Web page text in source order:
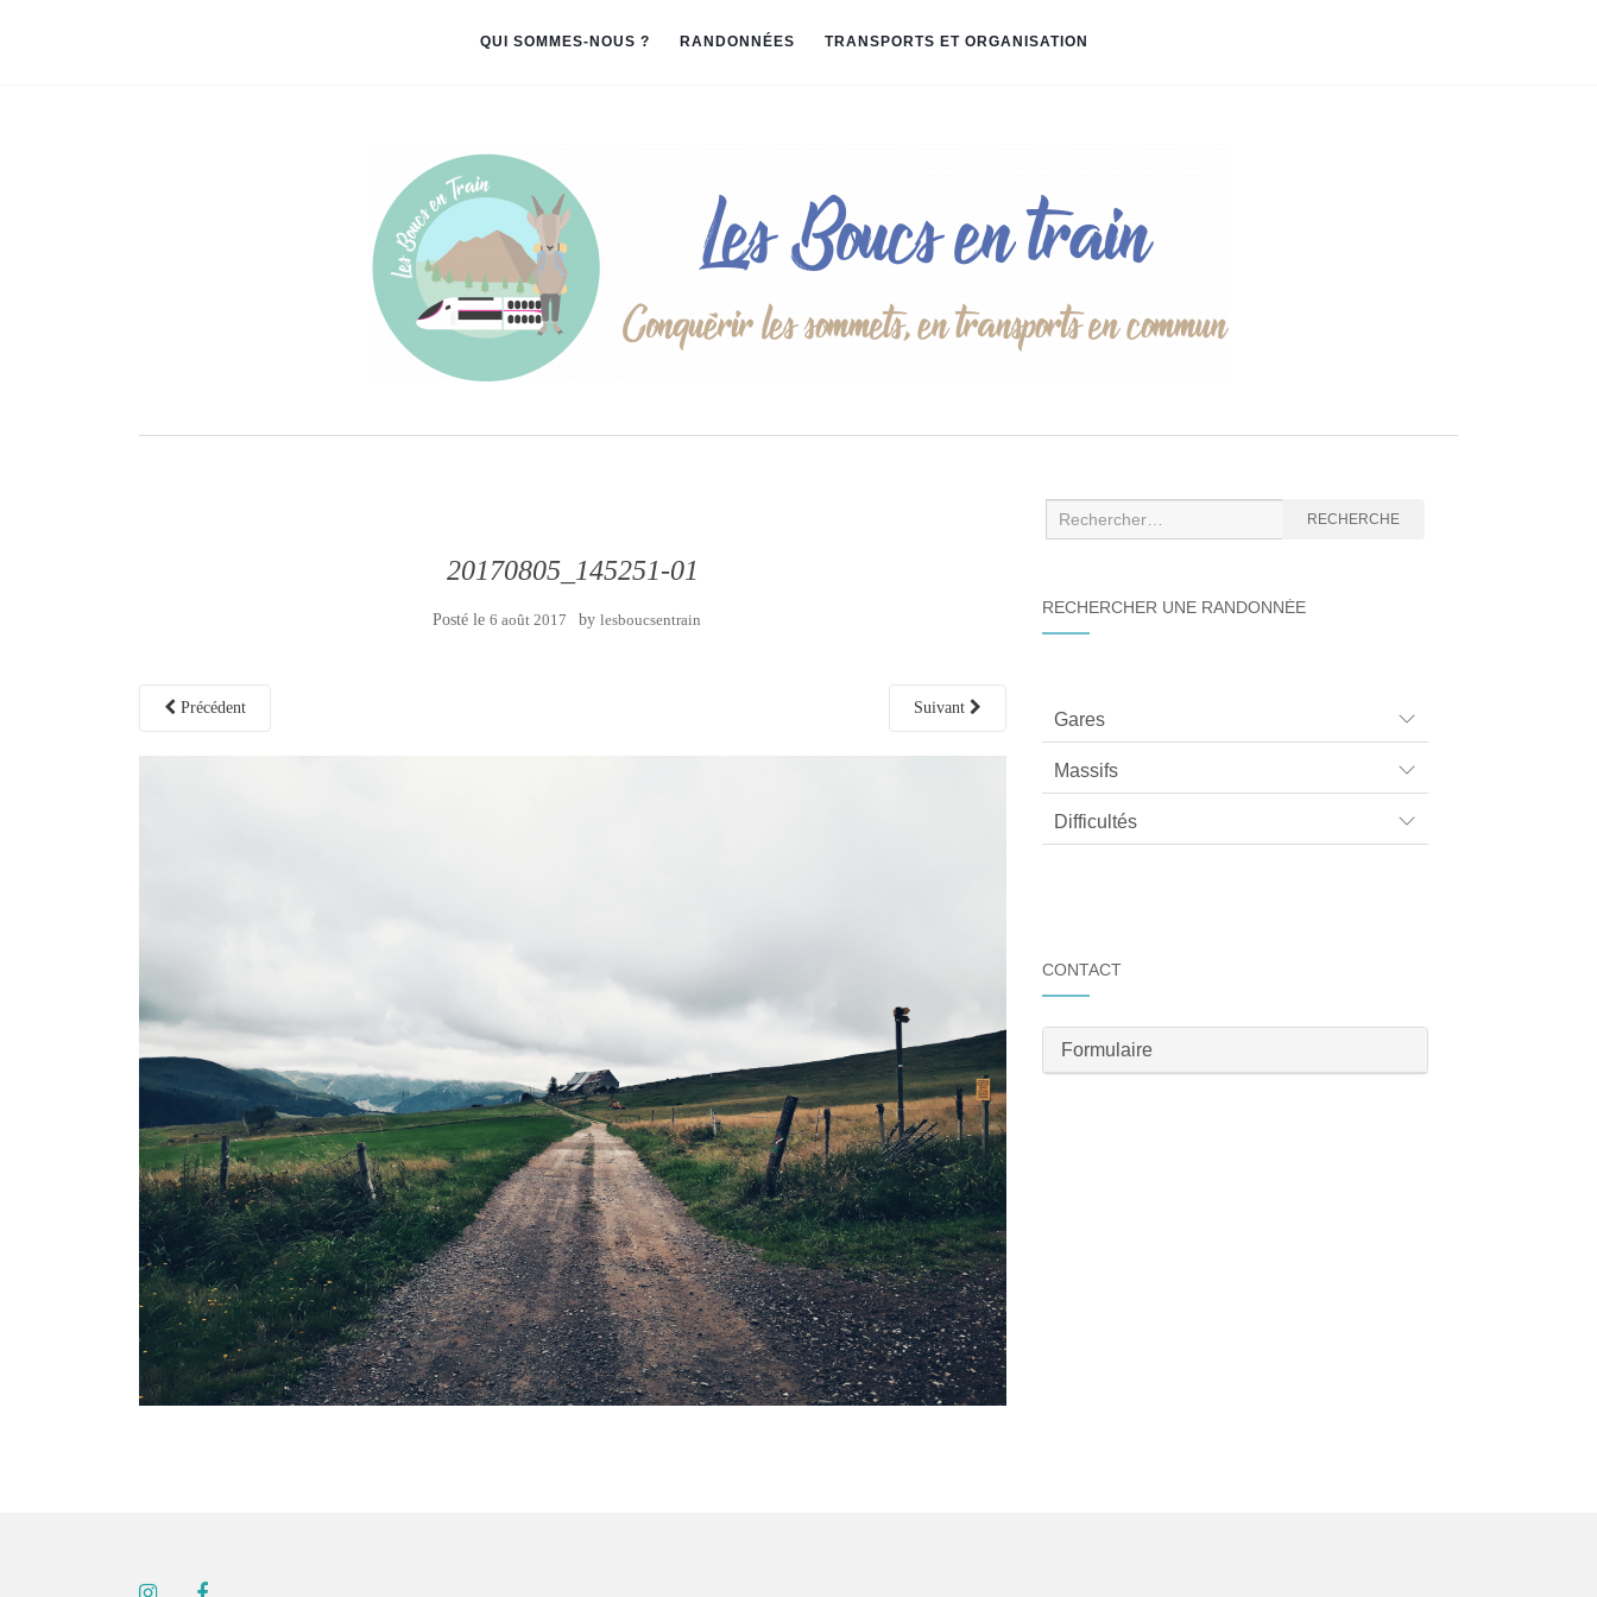
QUI SOMMES-NOUS ? RANDONNÉES TRANSPORTS ET ORGANISATION
20170805_145251-01
Posté le 6 août 2017 by lesboucsentrain
Précédent Suivant
Recherche
:
RECHERCHE
RECHERCHER UNE RANDONNÉE
Gares
Massifs
Difficultés
CONTACT
Formulaire